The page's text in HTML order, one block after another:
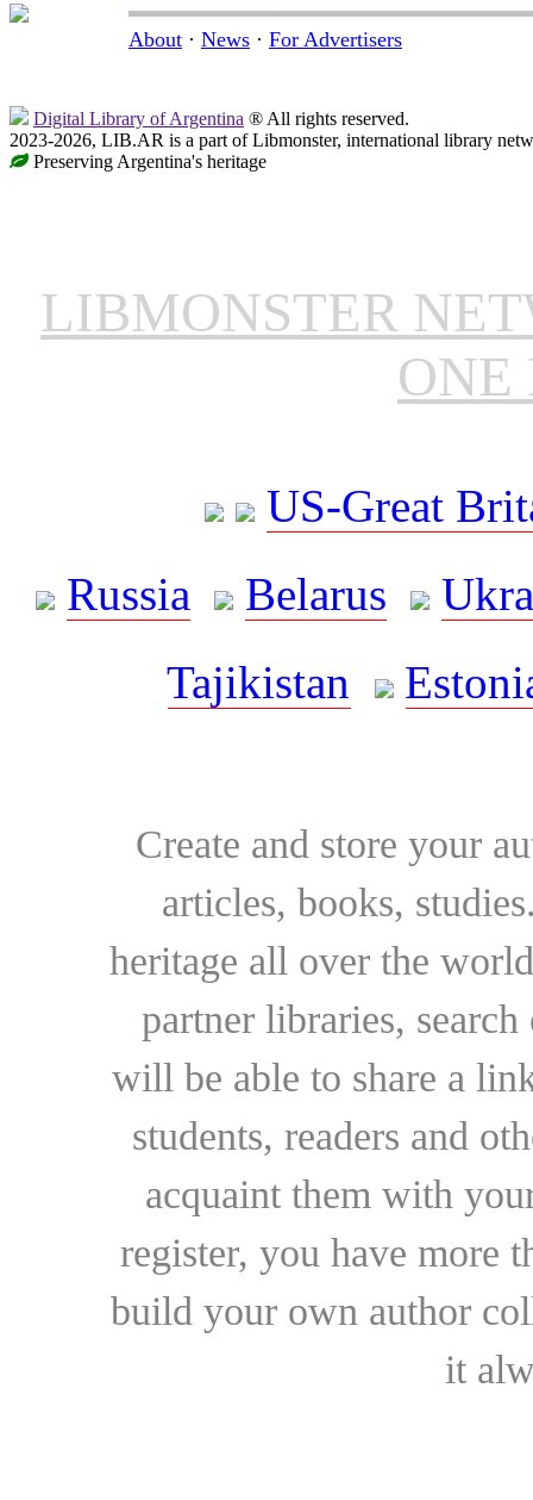
About · News · For Advertisers
Digital Library of Argentina ® All rights reserved.
2023-2026, LIB.AR is a part of Libmonster, international library
Preserving Argentina's heritage
LIBMONSTER
ONE
US-Great
Russia
Belarus
Tajikistan
Create and store your
articles, books,
heritage all over the
partner libraries,
will be able to share a
students, readers and
acquaint them with
register, you have more
build your own author
it